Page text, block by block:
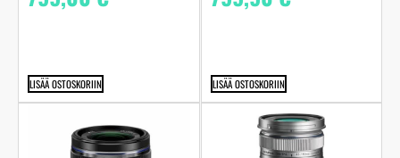
LISÄÄ OSTOSKORIIN LISÄÄ OSTOSKORIIN